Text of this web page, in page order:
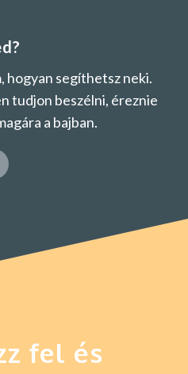
segíthetsz neki.
tudjon beszélni, éreznie
a bajban.
fel és